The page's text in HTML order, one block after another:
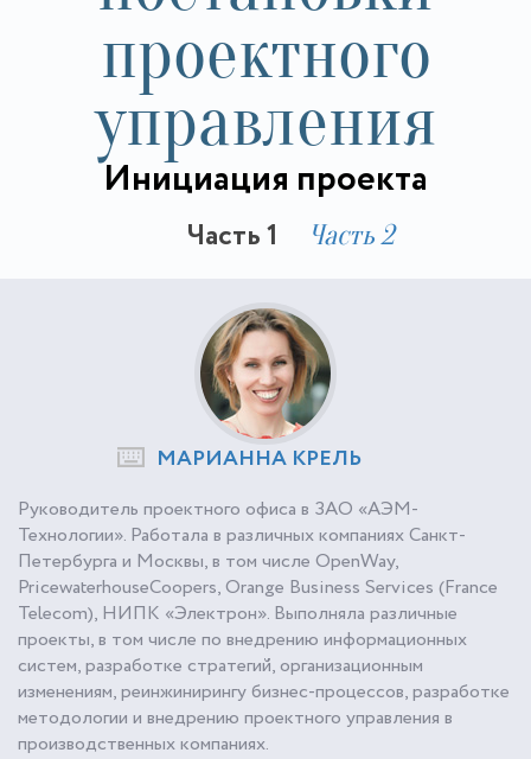
проектного
управления
Инициация проекта
Часть 1 Часть 2
МАРИАННА КРЕЛЬ
Руководитель проектного офиса в ЗАО «АЭМ-
Технологии». Работала в различных компаниях Санкт-
Петербурга и Москвы, в том числе OpenWay,
PricewaterhouseCoopers, Orange Business Services (France
Telecom), НИПК «Электрон». Выполняла различные
проекты, в том числе по внедрению информационных
систем, разработке стратегий, организационным
изменениям, реинжинирингу бизнес-процессов, разработке
методологии и внедрению проектного управления в
производственных компаниях.